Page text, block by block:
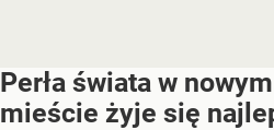
Perła świata w
mieście żyje się